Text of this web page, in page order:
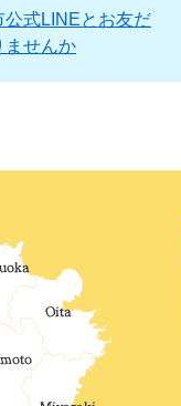
公式LINEとお友だ
ませんか